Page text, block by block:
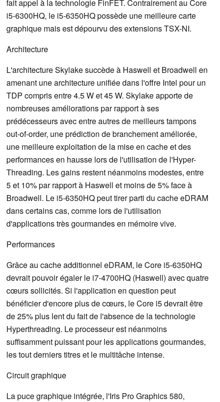
fait appel à la technologie FinFET. Contrairement au Core
i5-6300HQ, le i5-6350HQ possède une meilleure carte
graphique mais est dépourvu des extensions TSX-NI.
Architecture
L'architecture Skylake succède à Haswell et Broadwell en
amenant une architecture unifiée dans l'offre Intel pour un
TDP compris entre 4.5 W et 45 W. Skylake apporte de
nombreuses améliorations par rapport à ses
prédécesseurs avec entre autres de meilleurs tampons
out-of-order, une prédiction de branchement améliorée,
une meilleure exploitation de la mise en cache et des
performances en hausse lors de l'utilisation de l'Hyper-
Threading. Les gains restent néanmoins modestes, entre
5 et 10% par rapport à Haswell et moins de 5% face à
Broadwell. Le i5-6350HQ peut tirer parti du cache eDRAM
dans certains cas, comme lors de l'utilisation
d'applications très gourmandes en mémoire vive.
Performances
Grâce au cache additionnel eDRAM, le Core i5-6350HQ
devrait pouvoir égaler le i7-4700HQ (Haswell) avec quatre
cœurs sollicités. Si l'application en question peut
bénéficier d'encore plus de cœurs, le Core i5 devrait être
de 25% plus lent du fait de l'absence de la technologie
Hyperthreading. Le processeur est néanmoins
suffisamment puissant pour les applications gourmandes,
les tout derniers titres et le multitâche intense.
Circuit graphique
La puce graphique intégrée, l'Iris Pro Graphics 580,